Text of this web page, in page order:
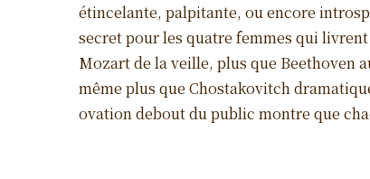
étincelante, palpitante, ou encore
secret pour les quatre femmes qui
Mozart de la veille, plus que Beethoven
même plus que Chostakovitch
ovation debout du public montre que